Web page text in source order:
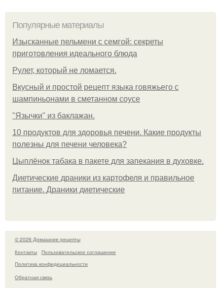
Популярные материалы
Изысканные пельмени с семгой: секреты
приготовления идеального блюда
Рулет, который не ломается.
Вкусный и простой рецепт языка говяжьего с
шампиньонами в сметанном соусе
"Язычки" из баклажан.
10 продуктов для здоровья печени. Какие продукты
полезны для печени человека?
Цыплёнок табака в пакете для запекания в духовке.
Диетические драники из картофеля и правильное
питание. Драники диетические
© 2026 Домашние рецепты
Контакты
Пользовательское соглашение
Политика конфидециальности
Обратная связь